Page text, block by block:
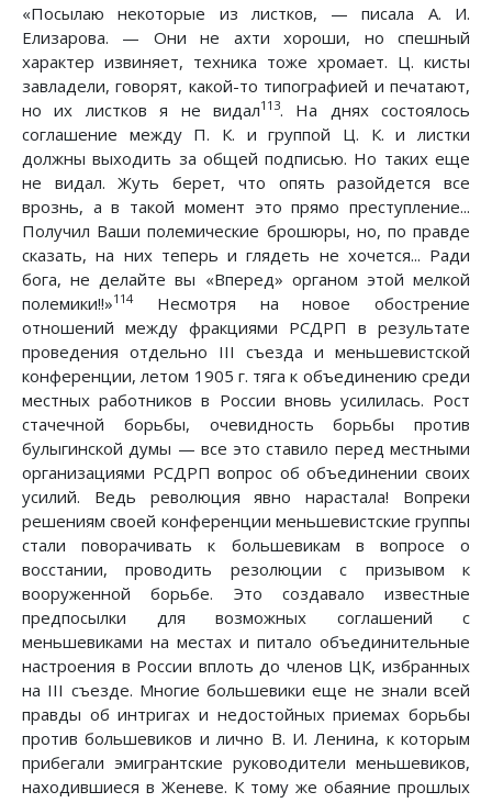
«Посылаю некоторые из листков, — писала А. И.
Елизарова. — Они не ахти хороши, но спешный
характер извиняет, техника тоже хромает. Ц. кисты
завладели, говорят, какой-то типографией и печатают,
но их листков я не видал113. На днях состоялось
соглашение между П. К. и группой Ц. К. и листки
должны выходить за общей подписью. Но таких еще
не видал. Жуть берет, что опять разойдется все
врознь, а в такой момент это прямо преступление...
Получил Ваши полемические брошюры, но, по правде
сказать, на них теперь и глядеть не хочется... Ради
бога, не делайте вы «Вперед» органом этой мелкой
полемики!!»114Несмотря на новое обострение
отношений между фракциями РСДРП в результате
проведения отдельно III съезда и меньшевистской
конференции, летом 1905 г. тяга к объединению среди
местных работников в России вновь усилилась. Рост
стачечной борьбы, очевидность борьбы против
булыгинской думы — все это ставило перед местными
организациями РСДРП вопрос об объединении своих
усилий. Ведь революция явно нарастала! Вопреки
решениям своей конференции меньшевистские группы
стали поворачивать к большевикам в вопросе о
восстании, проводить резолюции с призывом к
вооруженной борьбе. Это создавало известные
предпосылки для возможных соглашений с
меньшевиками на местах и питало объединительные
настроения в России вплоть до членов ЦК, избранных
на III съезде. Многие большевики еще не знали всей
правды об интригах и недостойных приемах борьбы
против большевиков и лично В. И. Ленина, к которым
прибегали эмигрантские руководители меньшевиков,
находившиеся в Женеве. К тому же обаяние прошлых